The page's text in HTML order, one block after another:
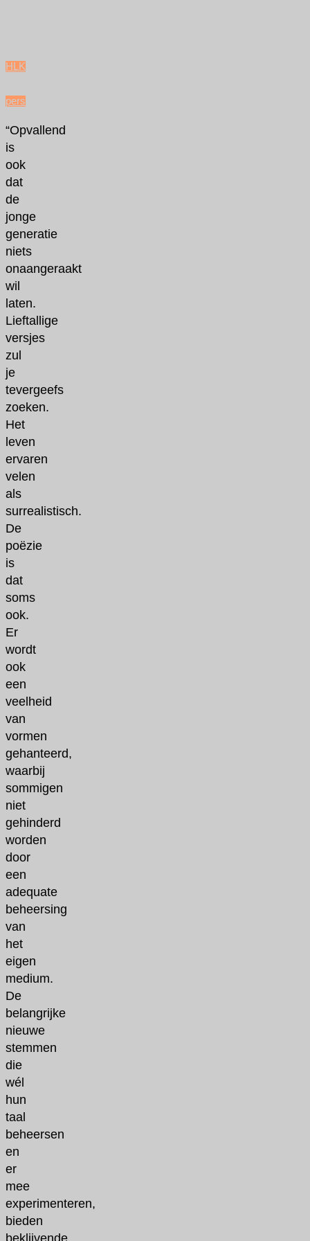
HLK
pers
“Opvallend
is
ook
dat
de
jonge
generatie
niets
onaangeraakt
wil
laten.
Lieftallige
versjes
zul
je
tevergeefs
zoeken.
Het
leven
ervaren
velen
als
surrealistisch.
De
poëzie
is
dat
soms
ook.
Er
wordt
ook
een
veelheid
van
vormen
gehanteerd,
waarbij
sommigen
niet
gehinderd
worden
door
een
adequate
beheersing
van
het
eigen
medium.
De
belangrijke
nieuwe
stemmen
die
wél
hun
taal
beheersen
en
er
mee
experimenteren,
bieden
beklijvende